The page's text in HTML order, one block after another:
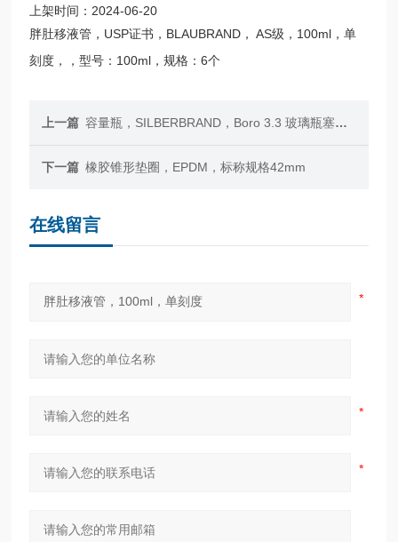
上架时间：2024-06-20
胖肚移液管，USP证书，BLAUBRAND， AS级，100ml，单
刻度，，型号：100ml，规格：6个
上一篇 容量瓶，SILBERBRAND，Boro 3.3 玻璃瓶塞，19/26，100ml，适用于含油量检测
下一篇 橡胶锥形垫圈，EPDM，标称规格42mm
在线留言